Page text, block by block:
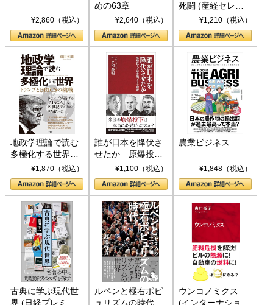
¥2,860（税込）
めの63章
¥2,640（税込）
死闘 (産経セレク
ト S 039)¥1,210（税込）
地政学理論で読む
多極化する世界：
トランプとBRICS
の挑戦
¥1,870（税込）
誰が日本を降伏さ
せたか 原爆投
下、ソ連参戦、そ
して聖断 (PHP新
書)
¥1,100（税込）
農業ビジネス
¥1,848（税込）
古典に学ぶ現代世
界 (日経プレミア
ルペンと極右ポピ
ュリズムの時代：
ウンコノミクス
(インターナショナ